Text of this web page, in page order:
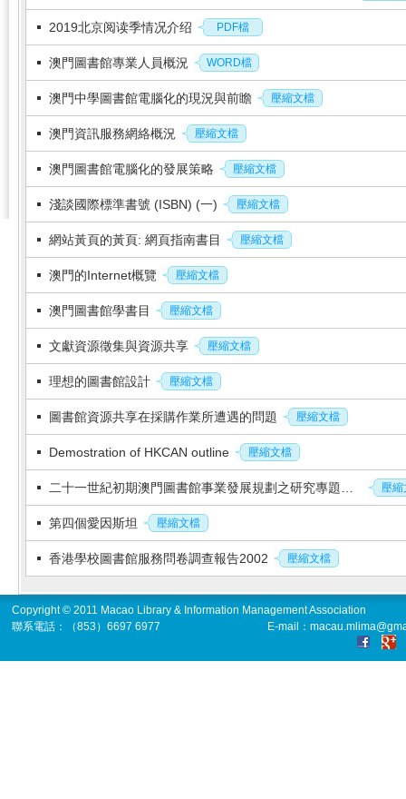
2019北京阅读季情况介绍 PDF檔
澳門圖書館專業人員概況 WORD檔
澳門中學圖書館電腦化的現況與前瞻 壓縮文檔
澳門資訊服務網絡概況 壓縮文檔
澳門圖書館電腦化的發展策略 壓縮文檔
淺談國際標準書號 (ISBN) (一) 壓縮文檔
網站黃頁的黃頁: 網頁指南書目 壓縮文檔
澳門的Internet概覽 壓縮文檔
澳門圖書館學書目 壓縮文檔
文獻資源徵集與資源共享 壓縮文檔
理想的圖書館設計 壓縮文檔
圖書館資源共享在採購作業所遭遇的問題 壓縮文檔
Demostration of HKCAN outline 壓縮文檔
壓縮
第四個愛因斯坦 壓縮文檔
香港學校圖書館服務問卷調查報告2002 壓縮文檔
Copyright © 2011 Macao Library & Information Management Association
聯系電話：（853）6697 6977
E-mail：